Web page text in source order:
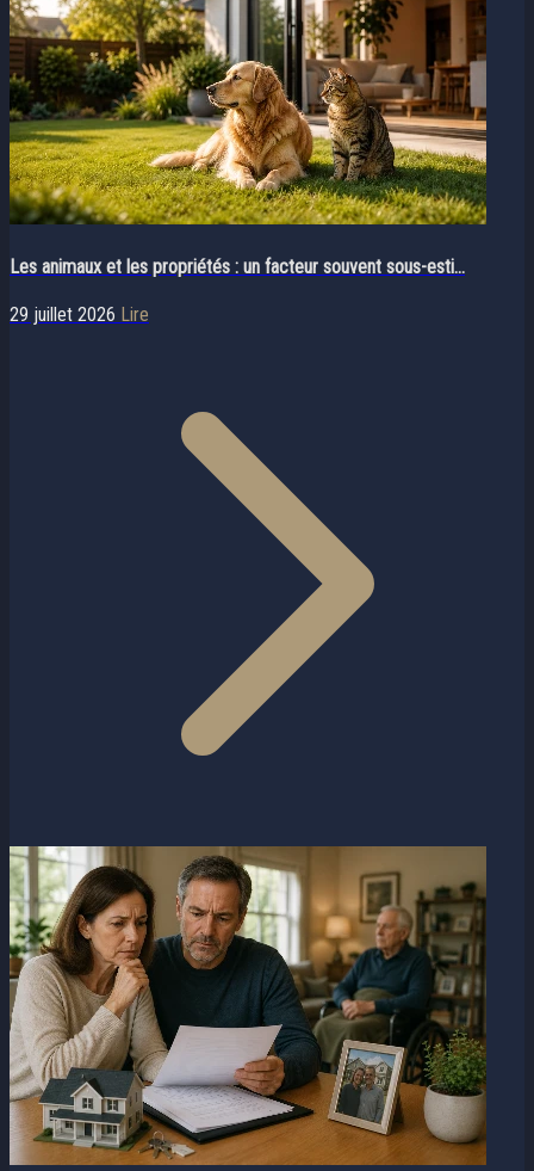
Les animaux et les propriétés : un facteur souvent sous-esti...
29 juillet 2026 Lire